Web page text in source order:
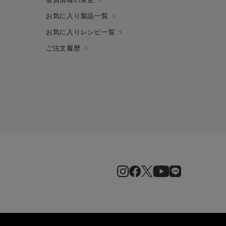
お気に入り製品一覧
お気に入りレシピ一覧
ご注文履歴